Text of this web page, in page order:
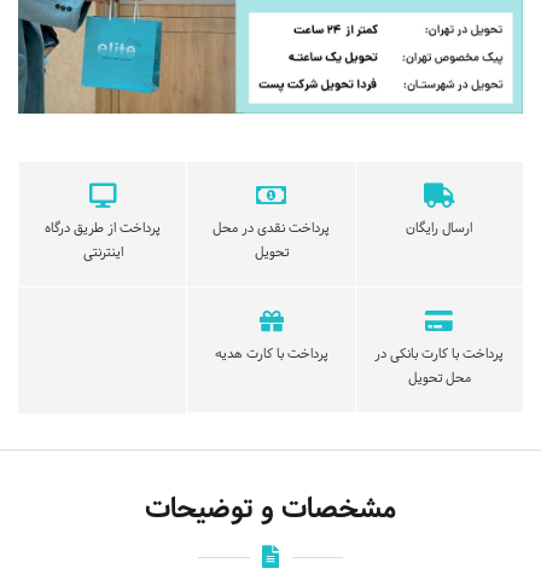
ارسال رایگان
پرداخت نقدی در محل
تحویل
پرداخت از طریق درگاه
اینترنتی
پرداخت با کارت بانکی در
محل تحویل
پرداخت با کارت هدیه
مشخصات و توضیحات